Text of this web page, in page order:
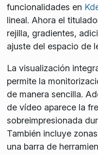
funcionalidades en
lineal. Ahora el
rejilla, gradientes,
ajuste del espacio de
La visualización
permite la
de manera sencilla.
de vídeo aparece la
sobreimpresionada
También incluye
una barra de